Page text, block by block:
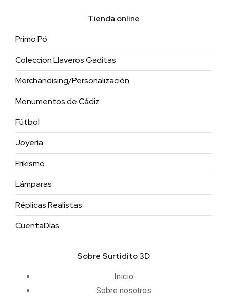
Tienda online
Primo Pó
Coleccíon Llaveros Gaditas
Merchandising/Personalización
Monumentos de Cádiz
Fútbol
Joyería
Frikismo
Lámparas
Réplicas Realistas
CuentaDías
Sobre Surtidito 3D
Inicio
Sobre nosotros